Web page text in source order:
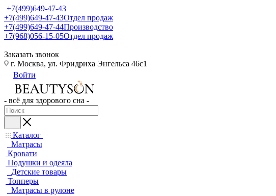
+7(499)649-47-43
+7(499)649-47-43Отдел продаж
+7(499)649-47-44Производство
+7(968)056-15-05Отдел продаж
Заказать звонок
г. Москва, ул. Фридриха Энгельса 46с1
Войти
- всё для здорового сна -
Каталог
Матрасы
Кровати
Подушки и одеяла
Детские товары
Топперы
Матрасы в рулоне